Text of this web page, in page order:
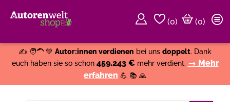
(0)
(0)
✍️ 🧑‍🦱 💚 Autor:innen verdienen bei uns doppelt. Dank
euch haben sie so schon 459.243 € mehr verdient. → Mehr
erfahren 💪 📚 🙏